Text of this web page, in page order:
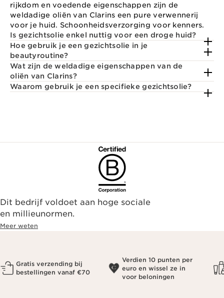
rijkdom en voedende eigenschappen zijn de
weldadige oliën van Clarins een pure verwennerij
voor je huid. Schoonheidsverzorging voor kenners.
Is gezichtsolie enkel nuttig voor een droge huid?
Hoe gebruik je een gezichtsolie in je
beautyroutine?
Wat zijn de weldadige eigenschappen van de
oliën van Clarins?
Waarom gebruik je een specifieke gezichtsolie?
Dit bedrijf voldoet aan hoge sociale
en millieunormen.
Meer weten
Gratis verzending bij
bestellingen vanaf €70
Verdien 10 punten per
euro en wissel ze in
voor beloningen